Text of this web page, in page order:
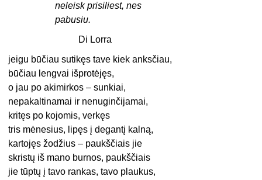
neleisk prisiliest, nes
pabusiu.
Di Lorra
jeigu būčiau sutikęs tave kiek anksčiau,
būčiau lengvai išprotėjęs,
o jau po akimirkos – sunkiai,
nepakaltinamai ir nenuginčijamai,
kritęs po kojomis, verkęs
tris mėnesius, lipęs į degantį kalną,
kartojęs žodžius – paukščiais jie
skristų iš mano burnos, paukščiais
jie tūptų į tavo rankas, tavo plaukus,